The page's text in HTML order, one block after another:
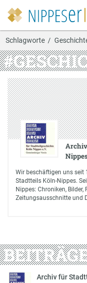
Schlagworte
Wir beschäftigen uns seit
Stadtteils Köln-Nippes.
Nippes: Chroniken, Bilder,
Zeitungsausschnitte und
Archiv für